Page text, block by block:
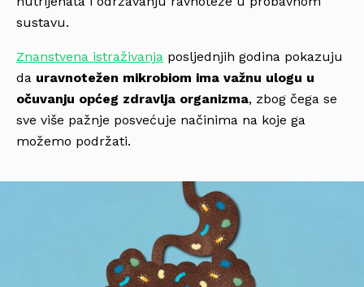
sustavu.
Znanstvena istraživanja posljednjih godina pokazuju
da uravnotežen mikrobiom ima važnu ulogu u
očuvanju općeg zdravlja organizma, zbog čega se
sve više pažnje posvećuje načinima na koje ga
možemo podržati.